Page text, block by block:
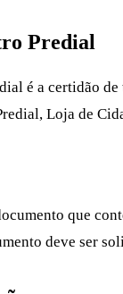
Predial
é a certidão
Loja de
que
deve ser